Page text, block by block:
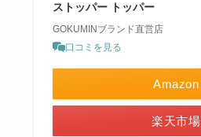
ストッパー トッパー
GOKUMINブランド直営店
口コミを見る
Amazon
楽天市場